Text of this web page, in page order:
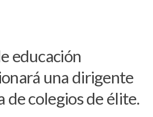
educación
una dirigente
colegios de élite.